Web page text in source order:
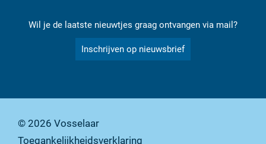
Wil je de laatste nieuwtjes graag ontvangen via mail?
Inschrijven op nieuwsbrief
© 2026 Vosselaar
Toegankelijkheidsverklaring